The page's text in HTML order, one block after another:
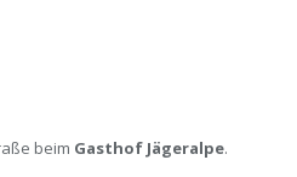
beim Gasthof Jägeralpe.